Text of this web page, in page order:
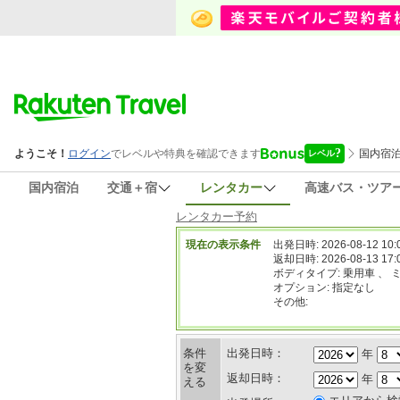
国内宿泊 交通＋宿 レンタカー 高速バス・ツア
レンタカー予約
現在の表示条件
出発日時: 2026-08-12
返却日時: 2026-08-13
ボディタイプ: 乗用車 、
オプション: 指定なし
その他:
条件
を変
える
出発日時：
年
返却日時：
年